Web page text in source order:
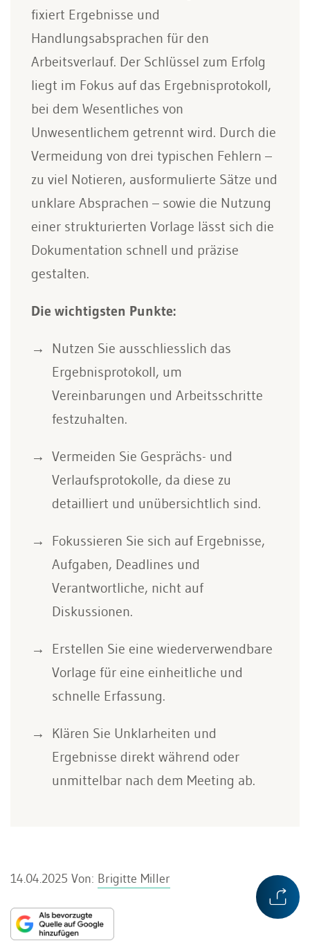
fixiert Ergebnisse und
Handlungsabsprachen für den
Arbeitsverlauf. Der Schlüssel zum Erfolg
liegt im Fokus auf das Ergebnisprotokoll,
bei dem Wesentliches von
Unwesentlichem getrennt wird. Durch die
Vermeidung von drei typischen Fehlern –
zu viel Notieren, ausformulierte Sätze und
unklare Absprachen – sowie die Nutzung
einer strukturierten Vorlage lässt sich die
Dokumentation schnell und präzise
gestalten.
Die wichtigsten Punkte:
Nutzen Sie ausschliesslich das
Ergebnisprotokoll, um
Vereinbarungen und Arbeitsschritte
festzuhalten.
Vermeiden Sie Gesprächs- und
Verlaufsprotokolle, da diese zu
detailliert und unübersichtlich sind.
Fokussieren Sie sich auf Ergebnisse,
Aufgaben, Deadlines und
Verantwortliche, nicht auf
Diskussionen.
Erstellen Sie eine wiederverwendbare
Vorlage für eine einheitliche und
schnelle Erfassung.
Klären Sie Unklarheiten und
Ergebnisse direkt während oder
unmittelbar nach dem Meeting ab.
14.04.2025 Von: Brigitte Miller